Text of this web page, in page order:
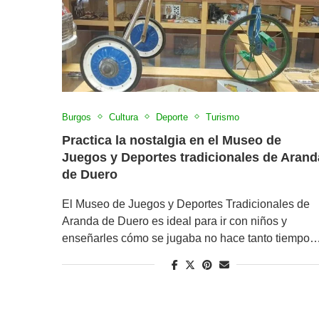
Burgos Cultura Deporte Turismo
Practica la nostalgia en el Museo de
Juegos y Deportes tradicionales de
de Duero
El Museo de Juegos y Deportes Tradicionales de
Aranda de Duero es ideal para ir con niños y
enseñarles cómo se jugaba no hace tanto